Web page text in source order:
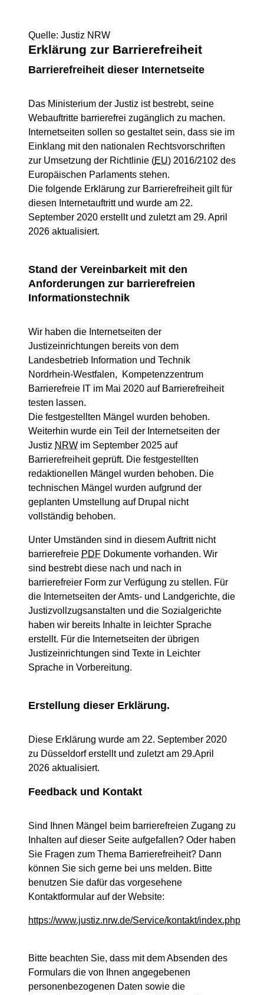
Quelle: Justiz NRW
Erklärung zur Barrierefreiheit
Barrierefreiheit dieser Internetseite
Das Ministerium der Justiz ist bestrebt, seine
Webauftritte barrierefrei zugänglich zu machen.
Internetseiten sollen so gestaltet sein, dass sie im
Einklang mit den nationalen Rechtsvorschriften
zur Umsetzung der Richtlinie (EU) 2016/2102 des
Europäischen Parlaments stehen.
Die folgende Erklärung zur Barrierefreiheit gilt für
diesen Internetauftritt und wurde am 22.
September 2020 erstellt und zuletzt am 29. April
2026 aktualisiert.
Stand der Vereinbarkeit mit den
Anforderungen zur barrierefreien
Informationstechnik
Wir haben die Internetseiten der
Justizeinrichtungen bereits von dem
Landesbetrieb Information und Technik
Nordrhein-Westfalen, Kompetenzzentrum
Barrierefreie IT im Mai 2020 auf Barrierefreiheit
testen lassen.
Die festgestellten Mängel wurden behoben.
Weiterhin wurde ein Teil der Internetseiten der
Justiz NRW im September 2025 auf
Barrierefreiheit geprüft. Die festgestellten
redaktionellen Mängel wurden behoben. Die
technischen Mängel wurden aufgrund der
geplanten Umstellung auf Drupal nicht
vollständig behoben.
Unter Umständen sind in diesem Auftritt nicht
barrierefreie PDF Dokumente vorhanden. Wir
sind bestrebt diese nach und nach in
barrierefreier Form zur Verfügung zu stellen. Für
die Internetseiten der Amts- und Landgerichte, die
Justizvollzugsanstalten und die Sozialgerichte
haben wir bereits Inhalte in leichter Sprache
erstellt. Für die Internetseiten der übrigen
Justizeinrichtungen sind Texte in Leichter
Sprache in Vorbereitung.
Erstellung dieser Erklärung.
Diese Erklärung wurde am 22. September 2020
zu Düsseldorf erstellt und zuletzt am 29.April
2026 aktualisiert.
Feedback und Kontakt
Sind Ihnen Mängel beim barrierefreien Zugang zu
Inhalten auf dieser Seite aufgefallen? Oder haben
Sie Fragen zum Thema Barrierefreiheit? Dann
können Sie sich gerne bei uns melden. Bitte
benutzen Sie dafür das vorgesehene
Kontaktformular auf der Website:
https://www.justiz.nrw.de/Service/kontakt/index.php
Bitte beachten Sie, dass mit dem Absenden des
Formulars die von Ihnen angegebenen
personenbezogenen Daten sowie die